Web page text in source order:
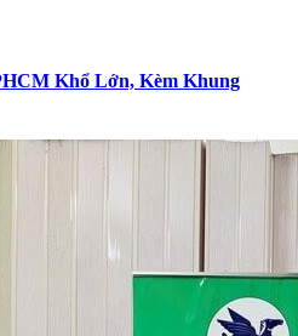
Khổ Lớn, Kèm Khung